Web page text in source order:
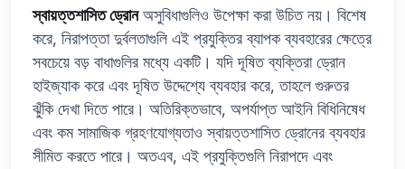
স্বায়ত্তশাসিত ড্রোনঅসুবিধাগুলিও উপেক্ষা করা উচিত নয়। বিশেষ
করে, নিরাপত্তা দুর্বলতাগুলি এই প্রযুক্তির ব্যাপক ব্যবহারের ক্ষেত্রে
সবচেয়ে বড় বাধাগুলির মধ্যে একটি। যদি দূষিত ব্যক্তিরা ড্রোন
হাইজ্যাক করে এবং দূষিত উদ্দেশ্যে ব্যবহার করে, তাহলে গুরুতর
ঝুঁকি দেখা দিতে পারে। অতিরিক্তভাবে, অপর্যাপ্ত আইনি বিধিনিষেধ
এবং কম সামাজিক গ্রহণযোগ্যতাও স্বায়ত্তশাসিত ড্রোনের ব্যবহার
সীমিত করতে পারে। অতএব, এই প্রযুক্তিগুলি নিরাপদে এবং